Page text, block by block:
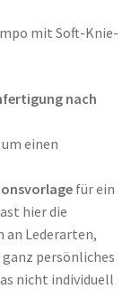
mit Soft-Knie-
nach
einen
für ein
hier die
an Lederarten,
persönliches
nicht individuell